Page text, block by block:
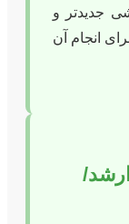
جدیدتر و
انجام آن